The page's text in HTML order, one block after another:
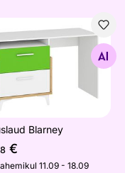
Blarney
Otsi sarnaseid
Blarney
€
11.09 - 18.09